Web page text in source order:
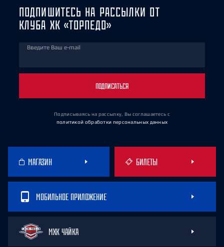
ПОДПИШИТЕСЬ НА РАССЫЛКИ ОТ
КЛУБА ХК «ТОРПЕДО»
Введите Ваш e-mail
ПОДПИСАТЬСЯ
Подписываясь на рассылку, Вы соглашаетесь с
политикой обработки персональных данных
МАГАЗИН БИЛЕТЫ
МОБИЛЬНОЕ ПРИЛОЖЕНИЕ
МХК ЧАЙКА